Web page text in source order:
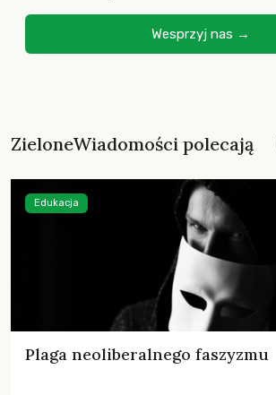
Wesprzyj nas →
ZieloneWiadomości polecają
Plaga neoliberalnego faszyzmu
Edukacja